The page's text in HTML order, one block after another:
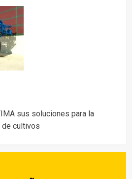
sus soluciones para la
de cultivos